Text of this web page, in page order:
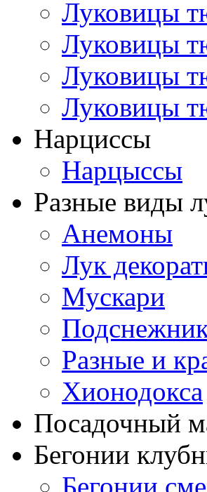
Луковицы
Луковицы
Луковицы
Луковицы
Нарциссы
Нарцыссы
Разные виды
Анемоны
Лук
Мускари
Разные и
Хионодокса
Посадочный
Бегонии